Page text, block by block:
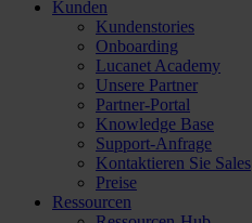
Kunden
Kundenstories
Onboarding
Lucanet Academy
Unsere Partner
Partner-Portal
Knowledge Base
Support-Anfrage
Kontaktieren Sie Sales
Preise
Ressourcen